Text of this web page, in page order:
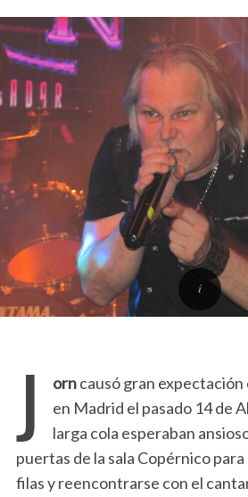
J orncausó gran expectación
en Madrid el pasado 14 de
larga cola esperaban
puertas de la sala Copérnico
filas y reencontrarse con el